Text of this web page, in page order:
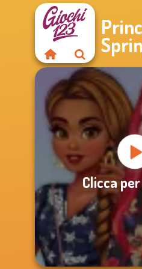
Clicca